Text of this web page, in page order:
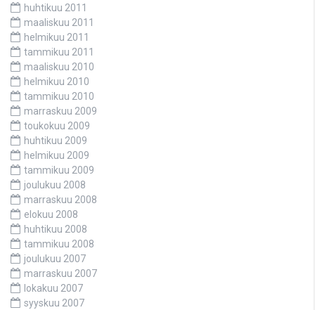
huhtikuu 2011
maaliskuu 2011
helmikuu 2011
tammikuu 2011
maaliskuu 2010
helmikuu 2010
tammikuu 2010
marraskuu 2009
toukokuu 2009
huhtikuu 2009
helmikuu 2009
tammikuu 2009
joulukuu 2008
marraskuu 2008
elokuu 2008
huhtikuu 2008
tammikuu 2008
joulukuu 2007
marraskuu 2007
lokakuu 2007
syyskuu 2007